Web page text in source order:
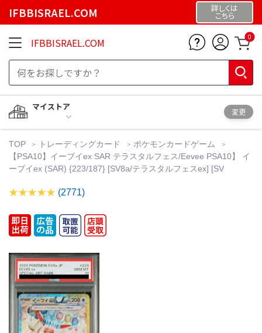
IFBBISRAEL.COM 詳しくは
こちら
IFBBISRAEL.COM 0
マイストア
変更
TOP トレーディングカード
ポケモンカードゲーム
【PSA10】イーブイex SAR テラスタルフェス/Eevee PSA10】 イ
ーブイex (SAR) {223/187} [SV8a/テラスタルフェスex] [SV
(2771)